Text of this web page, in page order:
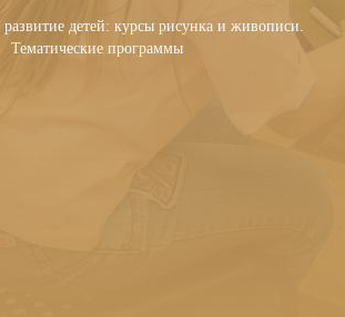
развитие детей: курсы рисунка и живописи.
Тематические программы